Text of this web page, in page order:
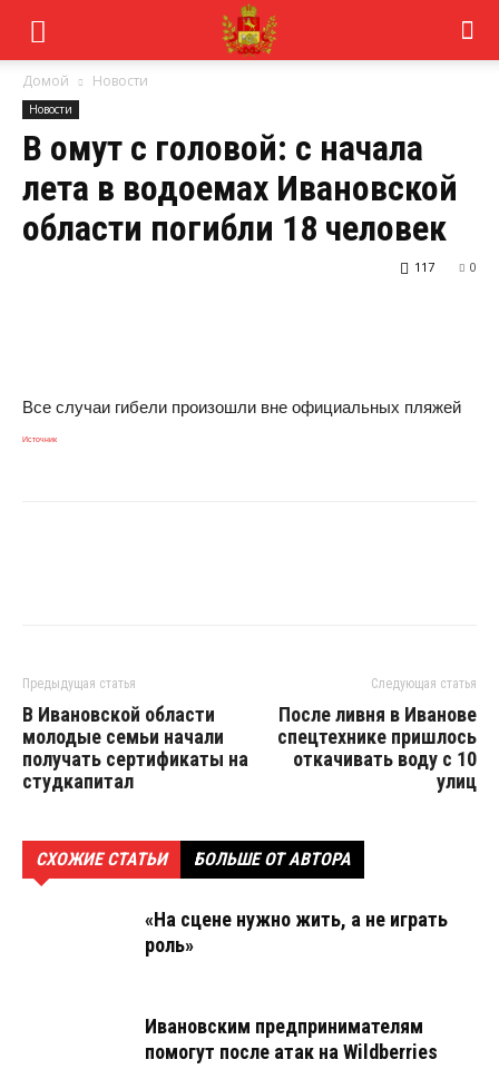
Домой Новости
Новости
В омут с головой: с начала
лета в водоемах Ивановской
области погибли 18 человек
0
117
Все случаи гибели произошли вне официальных пляжей
Источник
Предыдущая статья
В Ивановской области
молодые семьи начали
получать сертификаты на
студкапитал
Следующая статья
После ливня в Иванове
спецтехнике пришлось
откачивать воду с 10
улиц
СХОЖИЕ СТАТЬИ БОЛЬШЕ ОТ АВТОРА
«На сцене нужно жить, а не играть
роль»
Ивановским предпринимателям
помогут после атак на Wildberries